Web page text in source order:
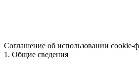
Соглашение об использовании cookie-
1. Общие сведения